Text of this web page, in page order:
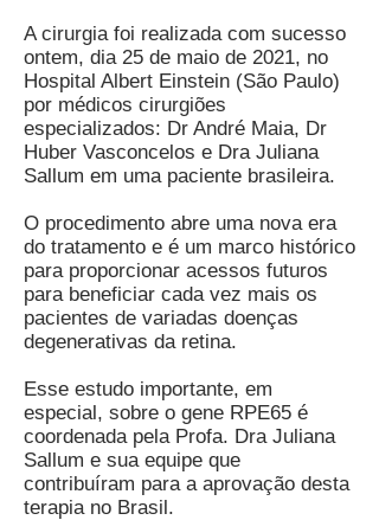
A cirurgia foi realizada com sucesso
ontem, dia 25 de maio de 2021, no
Hospital Albert Einstein (São Paulo)
por médicos cirurgiões
especializados: Dr André Maia, Dr
Huber Vasconcelos e Dra Juliana
Sallum em uma paciente brasileira.
O procedimento abre uma nova era
do tratamento e é um marco histórico
para proporcionar acessos futuros
para beneficiar cada vez mais os
pacientes de variadas doenças
degenerativas da retina.
Esse estudo importante, em
especial, sobre o gene RPE65 é
coordenada pela Profa. Dra Juliana
Sallum e sua equipe que
contribuíram para a aprovação desta
terapia no Brasil.